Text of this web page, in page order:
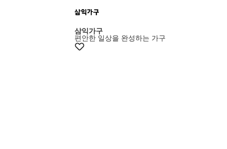
+5% 쿠폰
삼익가구
편안한 일상을 완성하는 가구